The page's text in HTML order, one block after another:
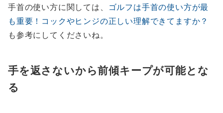
手首の使い方に関しては、
ゴルフは手首の使い方が最
も重要！コックやヒンジの正しい理解できてますか？
も参考にしてくださいね。
手を返さないから前傾キープが可能とな
る